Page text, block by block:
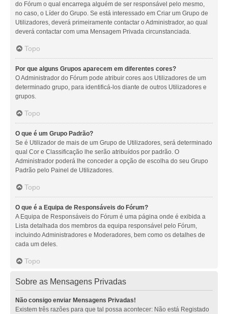
do Fórum o qual encarrega alguém de ser responsável pelo mesmo,
no caso, o Líder do Grupo. Se está interessado em Criar um Grupo de
Utilizadores, deverá primeiramente contactar o Administrador, ao qual
deverá contactar com uma Mensagem Privada circunstanciada.
Topo
Por que alguns Grupos aparecem em diferentes cores?
O Administrador do Fórum pode atribuir cores aos Utilizadores de um
determinado grupo, para identificá-los diante de outros Utilizadores e
grupos.
Topo
O que é um Grupo Padrão?
Se é Utilizador de mais de um Grupo de Utilizadores, será determinado
qual Cor e Classificação lhe serão atribuídos por padrão. O
Administrador poderá lhe conceder a opção de escolha do seu Grupo
Padrão pelo Painel de Utilizadores.
Topo
O que é a Equipa de Responsáveis do Fórum?
A Equipa de Responsáveis do Fórum é uma página onde é exibida a
Lista detalhada dos membros da equipa responsável pelo Fórum,
incluindo Administradores e Moderadores, bem como os detalhes de
cada um deles.
Topo
Sobre as Mensagens Privadas
Não consigo enviar Mensagens Privadas!
Existem três razões para que tal possa acontecer: Não está Registado